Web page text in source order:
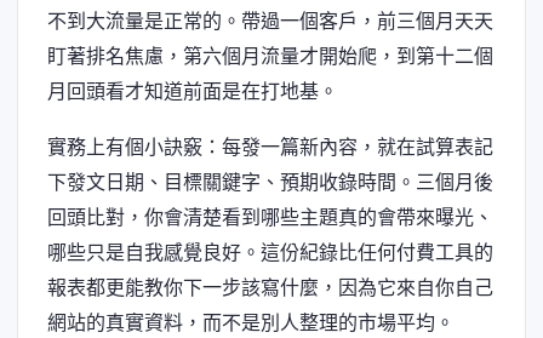
不到大流量是正常的。帶過一個客戶，前三個月天天
盯著排名焦慮，第六個月流量才開始爬，到第十二個
月回頭看才知道前面是在打地基。
實務上有個小訣竅：每發一篇新內容，就在試算表記
下發文日期、目標關鍵字、預期收錄時間。三個月後
回頭比對，你會清楚看到哪些主題真的會帶來曝光、
哪些只是自我感覺良好。這份紀錄比任何付費工具的
報表都更能教你下一步該寫什麼，因為它來自你自己
網站的真實資料，而不是別人整理的市場平均。